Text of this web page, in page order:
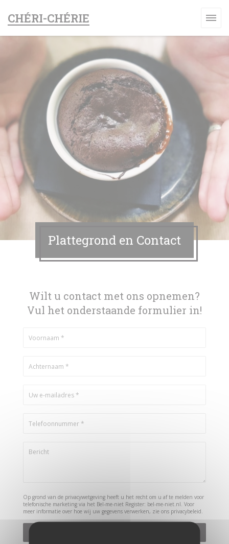
CHÉRI-CHÉRIE
Plattegrond en Contact
Wilt u contact met ons opnemen?
Vul het onderstaande formulier in!
Op grond van de privacywetgeving heeft u het recht om u af te melden voor
telefonische marketing via het Bel-me-niet Register: bel-me-niet.nl. Voor
meer informatie over hoe wij uw gegevens verwerken, zie ons privacybeleid.